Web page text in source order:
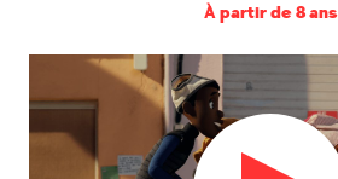
À partir de 8 ans